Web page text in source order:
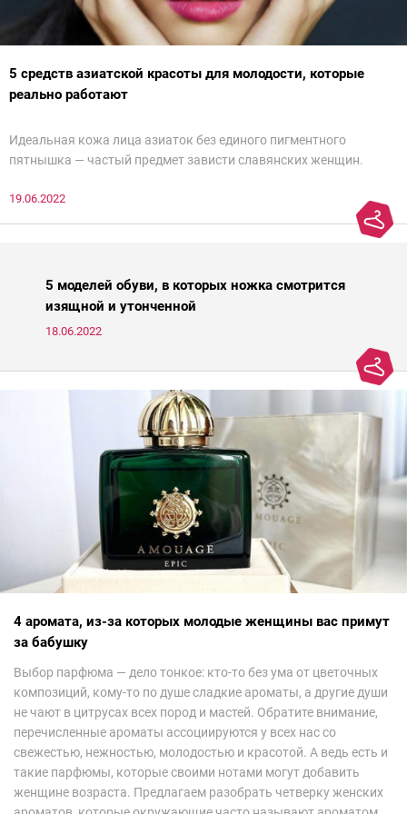
5 средств азиатской красоты для молодости, которые
реально работают
Идеальная кожа лица азиаток без единого пигментного
пятнышка — частый предмет зависти славянских женщин.
генетикой и в зрелом возрасте их легко можно спутать с
молодой девушкой. Но дело не только в ДНК — грамотный уход
японок и кореянок играет немалую роль в предотвращении
средств для молодости от Ксении Вебер, косметолога-эстетиста
и «эксперта идеальной кожи Intercharm 2020».
19.06.2022
5 моделей обуви, в которых ножка смотрится
изящной и утонченной
18.06.2022
4 аромата, из-за которых молодые женщины вас примут
за бабушку
Выбор парфюма — дело тонкое: кто-то без ума от цветочных
композиций, кому-то по душе сладкие ароматы, а другие души
не чают в цитрусах всех пород и мастей. Обратите внимание,
перечисленные ароматы ассоциируются у всех нас со
свежестью, нежностью, молодостью и красотой. А ведь есть и
такие парфюмы, которые своими нотами могут добавить
женщине возраста. Предлагаем разобрать четверку женских